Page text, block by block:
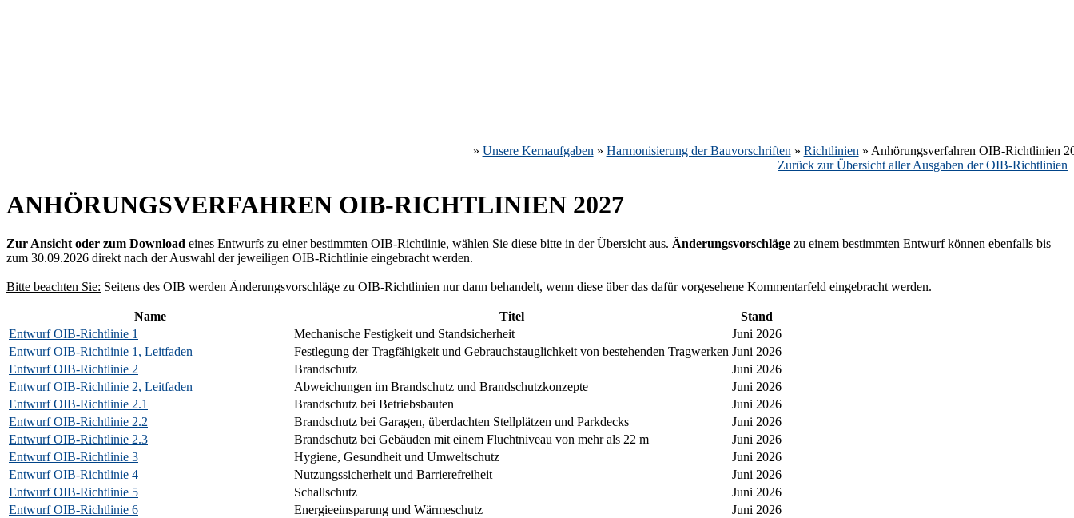
» Unsere Kernaufgaben » Harmonisierung der Bauvorschriften » Richtlinien » Anhörungsverfahren OIB-Richtlinien
Zurück zur Übersicht aller Ausgaben der OIB-Richtlinien
ANHÖRUNGSVERFAHREN OIB-RICHTLINIEN 2027
Zur Ansicht oder zum Download eines Entwurfs zu einer bestimmten OIB-Richtlinie, wählen Sie diese bitte in der Übersicht aus. Änderungsvorschläge zu einem bestimmten Entwurf können ebenfalls bis
zum 30.09.2026 direkt nach der Auswahl der jeweiligen OIB-Richtlinie eingebracht werden.
Bitte beachten Sie: Seitens des OIB werden Änderungsvorschläge zu OIB-Richtlinien nur dann behandelt, wenn diese über das dafür vorgesehene Kommentarfeld eingebracht werden.
Name Titel
Stand
Entwurf OIB-Richtlinie 1
Mechanische Festigkeit und Standsicherheit
Juni 2026
Entwurf OIB-Richtlinie 1, Leitfaden
Festlegung der Tragfähigkeit und Gebrauchstauglichkeit von bestehenden Tragwerken Juni 2026
Entwurf OIB-Richtlinie 2
Brandschutz
Juni 2026
Entwurf OIB-Richtlinie 2, Leitfaden
Abweichungen im Brandschutz und Brandschutzkonzepte
Juni 2026
Entwurf OIB-Richtlinie 2.1
Brandschutz bei Betriebsbauten
Juni 2026
Entwurf OIB-Richtlinie 2.2
Brandschutz bei Garagen, überdachten Stellplätzen und Parkdecks
Juni 2026
Entwurf OIB-Richtlinie 2.3
Brandschutz bei Gebäuden mit einem Fluchtniveau von mehr als 22 m
Juni 2026
Entwurf OIB-Richtlinie 3
Hygiene, Gesundheit und Umweltschutz
Juni 2026
Entwurf OIB-Richtlinie 4
Nutzungssicherheit und Barrierefreiheit
Juni 2026
Entwurf OIB-Richtlinie 5
Schallschutz
Juni 2026
Entwurf OIB-Richtlinie 6
Energieeinsparung und Wärmeschutz
Juni 2026